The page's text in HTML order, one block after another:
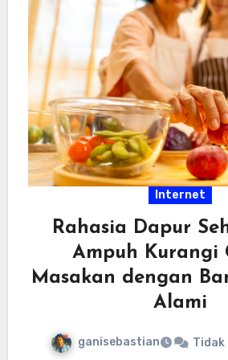
Internet
Rahasia Dapur
Ampuh Kurangi
Masakan dengan
Alami
ganisebastian Tidak